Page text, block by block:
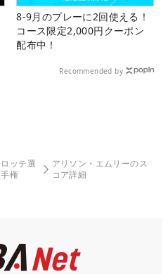
8-9月のプレーに2回使える！
コース限定2,000円クーポン
配布中！
Recommended by
ロッテ選
手権
アリソン・エムリーのス
コア詳細